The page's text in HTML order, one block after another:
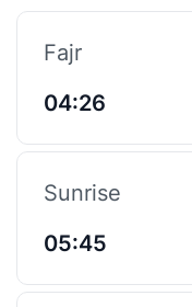
Fajr
04:26
Sunrise
05:45